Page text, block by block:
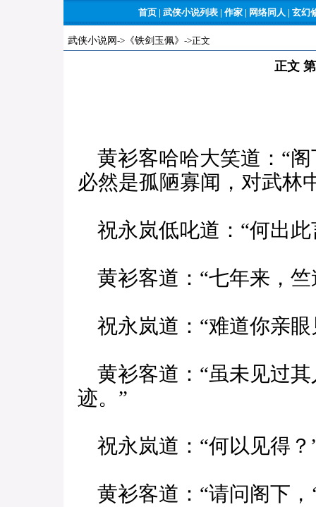
首页 | 武侠小说列表 | 作家 | 网络同人 | 玄幻
武侠小说网 -> 《铁剑玉佩》 ->正文
正文
黄衫客哈哈大笑道：“
必然是孤陋寡闻，对武林
祝永岚低叱道：“何出此
黄衫客道：“七年来，竺
祝永岚道：“难道你亲眼
黄衫客道：“虽未见过其
迹。”
祝永岚道：“何以见得？
黄衫客道：“请问阁下，